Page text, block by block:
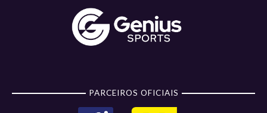
PARCEIROS OFICIAIS